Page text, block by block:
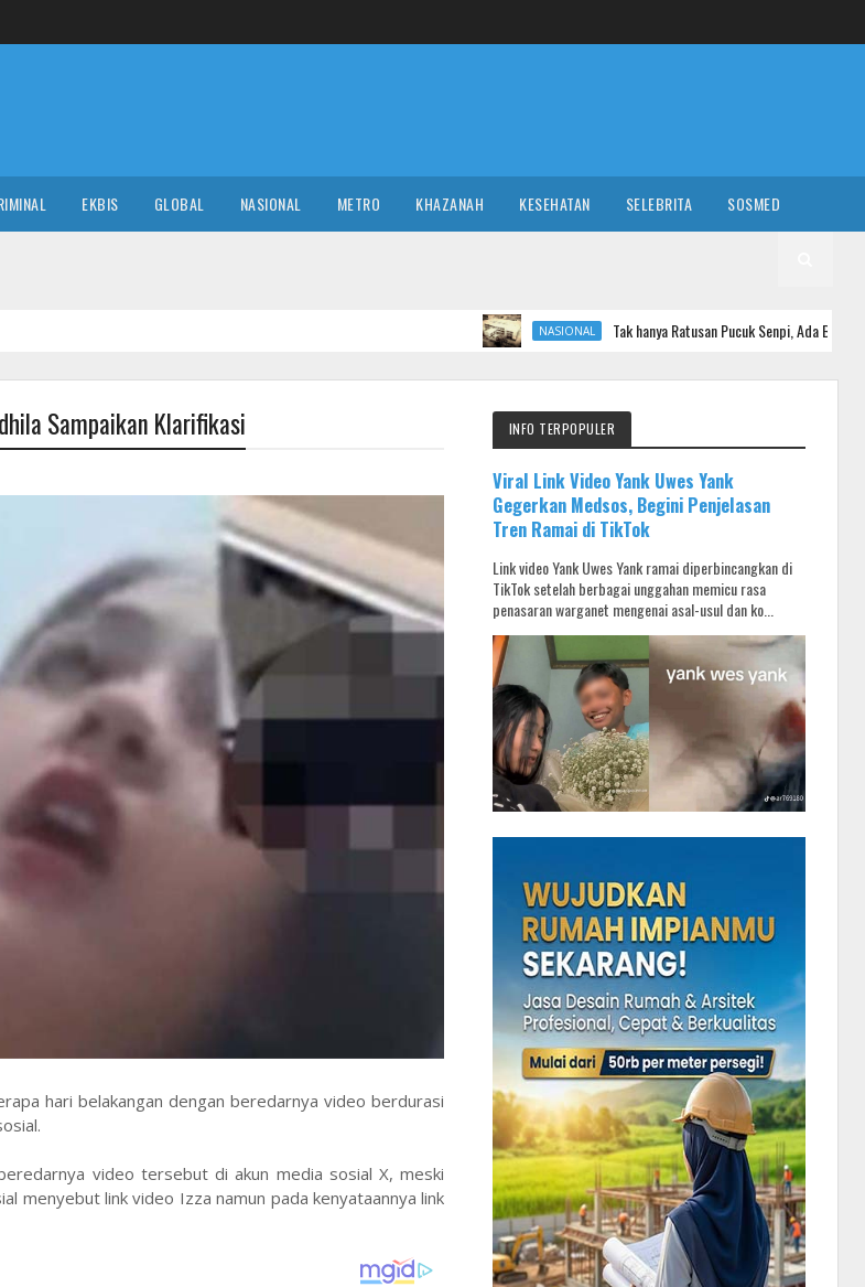
EKBIS GLOBAL NASIONAL METRO KHAZANAH KESEHATAN SELEBRITA SOSMED
NASIONAL Tak hanya Ratusan Pucuk Senpi, Ada Bunker Misterius di
Sampaikan Klarifikasi
hari belakangan dengan beredarnya video berdurasi
video tersebut di akun media sosial X, meski
menyebut link video Izza namun pada kenyataannya link
INFO TERPOPULER
Viral Link Video Yank Uwes Yank
Gegerkan Medsos, Begini Penjelasan
Tren Ramai di TikTok
Link video Yank Uwes Yank ramai diperbincangkan di
TikTok setelah berbagai unggahan memicu rasa
penasaran warganet mengenai asal-usul dan ko...